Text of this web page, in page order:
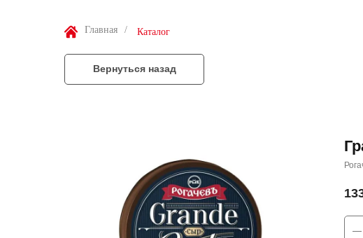
Главная / Каталог
Вернуться назад